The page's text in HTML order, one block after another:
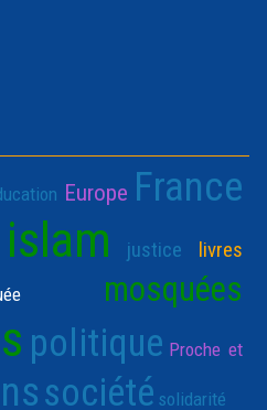
Europe France
islam justice livres
mosquées
politique Proche et
société solidarité